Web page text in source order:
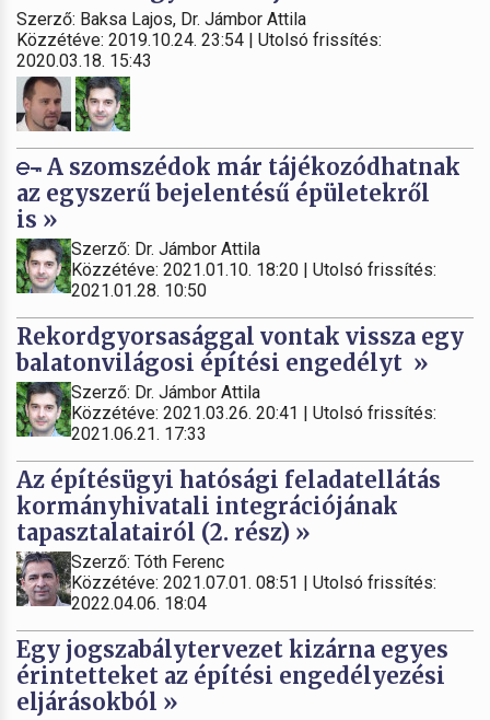
Szerző: Baksa Lajos, Dr. Jámbor Attila
Közzétéve: 2019.10.24. 23:54 | Utolsó frissítés:
2020.03.18. 15:43
A szomszédok már tájékozódhatnak
az egyszerű bejelentésű épületekről
is »
Szerző: Dr. Jámbor Attila
Közzétéve: 2021.01.10. 18:20 | Utolsó frissítés:
2021.01.28. 10:50
Rekordgyorsasággal vontak vissza egy
balatonvilágosi építési engedélyt »
Szerző: Dr. Jámbor Attila
Közzétéve: 2021.03.26. 20:41 | Utolsó frissítés:
2021.06.21. 17:33
Az építésügyi hatósági feladatellátás
kormányhivatali integrációjának
tapasztalatairól (2. rész) »
Szerző: Tóth Ferenc
Közzétéve: 2021.07.01. 08:51 | Utolsó frissítés:
2022.04.06. 18:04
Egy jogszabálytervezet kizárna egyes
érintetteket az építési engedélyezési
eljárásokból »